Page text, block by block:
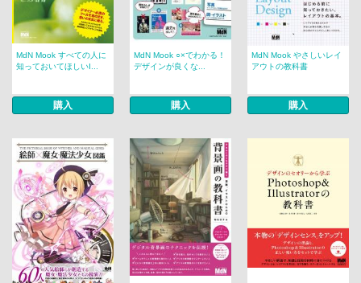
MdN Mook すべての人に
知っておいてほしいI...
購入
MdN Mook ○×でわかる！
デザインが良くな...
購入
MdN Mook やさしいレイ
アウトの教科書
購入